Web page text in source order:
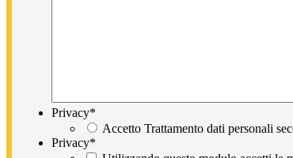
Privacy*
Accetto Trattamento dati personali
Privacy*